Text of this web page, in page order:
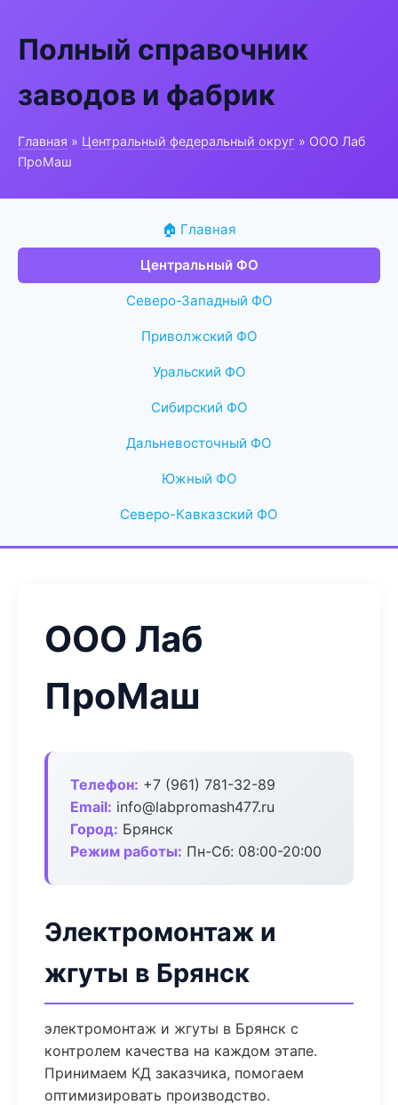
Полный справочник
заводов и фабрик
Главная » Центральный федеральный округ » ООО Лаб
ПроМаш
🏠 Главная
Центральный ФО
Северо-Западный ФО
Приволжский ФО
Уральский ФО
Сибирский ФО
Дальневосточный ФО
Южный ФО
Северо-Кавказский ФО
ООО Лаб
ПроМаш
Телефон: +7 (961) 781-32-89
Email: info@labpromash477.ru
Город: Брянск
Режим работы: Пн-Сб: 08:00-20:00
Электромонтаж и
жгуты в Брянск
электромонтаж и жгуты в Брянск с
контролем качества на каждом этапе.
Принимаем КД заказчика, помогаем
оптимизировать производство.